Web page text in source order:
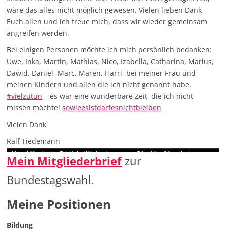
wäre das alles nicht möglich gewesen. Vielen lieben Dank
Euch allen und ich freue mich, dass wir wieder gemeinsam
angreifen werden.
Bei einigen Personen möchte ich mich persönlich bedanken:
Uwe, Inka, Martin, Mathias, Nico, Izabella, Catharina, Marius,
Dawid, Daniel, Marc, Maren, Harri, bei meiner Frau und
meinen Kindern und allen die ich nicht genannt habe.
#vielzutun – es war eine wunderbare Zeit, die ich nicht
missen möchte!sowieesistdarfesnichtbleiben
Vielen Dank
Ralf Tiedemann
Julis Brandenburg MAZ Talk
im Interview Beat Fabrik
Linda Teuteberg MdB Christoph Plass im Norden
Grüneberg Hohen Neuendorf
Glienicke/Nordbahn, Daniela
Kluckert MdB, Dr. Lukas Köhler
Mühlenbecker Land
Hohen Neuendorf Velten
im Gespräch Schildow
Hennigsdorf mit Maren Gilzer-
Kuhlmann
Glienicke/Nordbahn
Uwe Münchow, Daniela Kluckert
MdB, Dr. Lukas Köhler MdB, Dr.
Oberlack
Mein Mitgliederbriefzur
Bundestagswahl.
Meine Positionen
Bildung